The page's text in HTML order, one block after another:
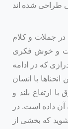
جملات و کلام
و خوش فکری
که در ادامه
با انسان
ارتفاع بلند و
داده است. در
که بخشی از